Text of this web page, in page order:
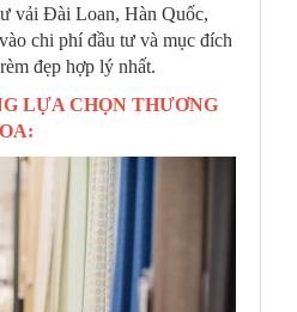
vải Đài Loan, Hàn Quốc,
chi phí đầu tư và mục đích
đẹp hợp lý nhất.
LỰA CHỌN THƯƠNG